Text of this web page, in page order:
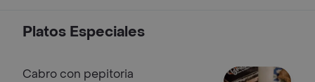
Platos Especiales
Cabro con pepitoria